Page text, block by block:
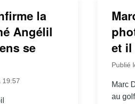
la
Angélil
se
19:57
et il
Publié
Marc
au